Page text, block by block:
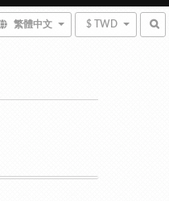
繁體中文 $ TWD